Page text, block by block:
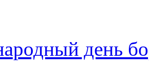
день